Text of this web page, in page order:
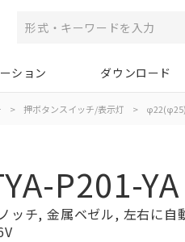
ション ダウンロード
> 押ボタンスイッチ/表示灯 >
P201-YA
ッチ, 金属ベゼル, 左右に